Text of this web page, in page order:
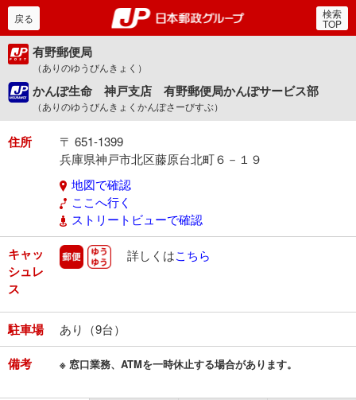
郵便局・日本郵政グルー
戻る 検索
TOP
有野郵便局
（ありのゆうびんきょく）
かんぽ生命 神戸支店 有野郵便局かんぽサービス部
（ありのゆうびんきょくかんぽさーびすぶ）
住所
〒 651-1399
兵庫県神戸市北区藤原台北町６－１９
地図で確認
ここへ行く
ストリートビューで確認
キャッ
シュレ
ス
郵便 ゆうゆう
詳しくはこちら
駐車場 あり（9台）
備考 ※ 窓口業務、ATMを一時休止する場合があります。